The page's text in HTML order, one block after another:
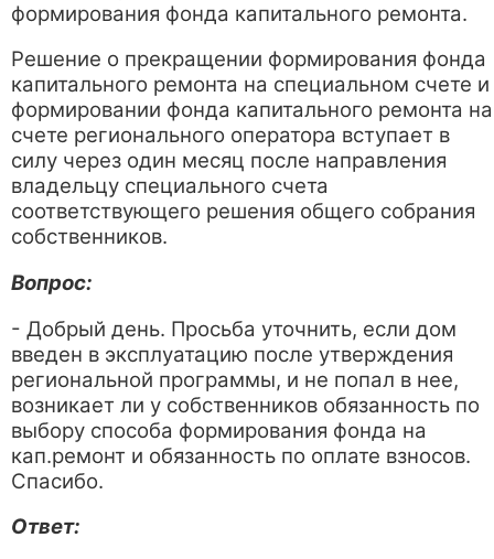
формирования фонда капитального ремонта.
Решение о прекращении формирования фонда
капитального ремонта на специальном счете и
формировании фонда капитального ремонта на
счете регионального оператора вступает в
силу через один месяц после направления
владельцу специального счета
соответствующего решения общего собрания
собственников.
Вопрос:
- Добрый день. Просьба уточнить, если дом
введен в эксплуатацию после утверждения
региональной программы, и не попал в нее,
возникает ли у собственников обязанность по
выбору способа формирования фонда на
кап.ремонт и обязанность по оплате взносов.
Спасибо.
Ответ: